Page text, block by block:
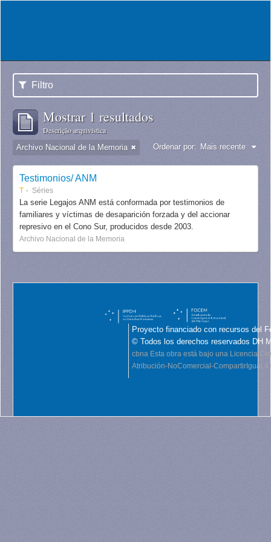
Filtro
Mostrar 1 resultados
Descrição arquivística
Archivo Nacional de la Memoria Ordenar por: Mais recente
Testimonios/ ANM
T Séries
La serie Legajos ANM está conformada por testimonios de
familiares y víctimas de desaparición forzada y del accionar
represivo en el Cono Sur, producidos desde 2003.
Archivo Nacional de la Memoria
Proyecto financiado con recursos del
© Todos los derechos reservados DH
cbna Esta obra está bajo una Licencia
Atribución-NoComercial-CompartirIgual